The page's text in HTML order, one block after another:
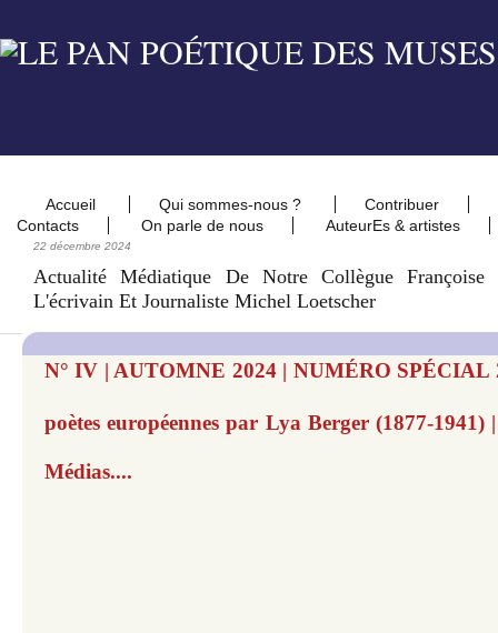
Accueil Qui sommes-nous ?
Contribuer
Contacts
On parle de nous AuteurEs & artistes
22 décembre 2024
Actualité Médiatique De Notre Collègue Françoise
L'écrivain Et Journaliste Michel Loetscher
N° IV | AUTOMNE 2024 | NUMÉRO SPÉCIAL
poètes européennes par Lya Berger (1877-1941)
Médias....